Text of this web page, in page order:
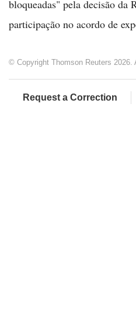
bloqueadas" pela decisão da
participação no acordo de
© Copyright Thomson Reuters 2026.
Request a Correction